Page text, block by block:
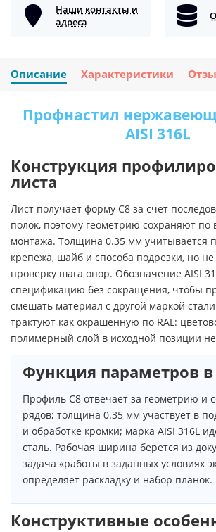
Наши контакты и
адреса
Описание Характеристики
Профнастил
AISI 316L
Конструкция
листа
Лист получает форму С8 за счет
полок, поэтому геометрию сохраняют по
монтажа. Толщина 0.35 мм учитывается
крепежа, шайб и способа подрезки, но
проверку шага опор. Обозначение AISI
спецификацию без сокращения, чтобы
смешать материал с другой маркой
трактуют как окрашенную по RAL:
полимерный слой в исходной позиции
Функция параметров в
Профиль С8 отвечает за геометрию и
рядов; толщина 0.35 мм участвует в
и обработке кромки; марка AISI 316L
сталь. Рабочая ширина берется из
задача «работы в заданных условиях
определяет раскладку и набор планок.
Конструктивные